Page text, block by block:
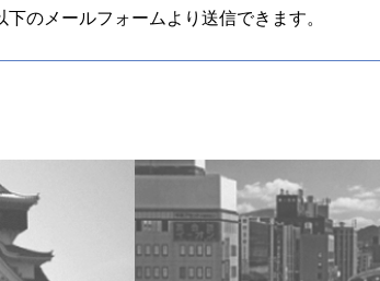
のメールフォームより送信できます。